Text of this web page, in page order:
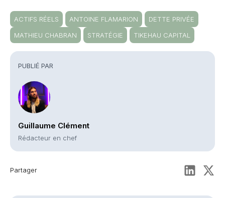
PUBLIÉ PAR
Guillaume Clément
Rédacteur en chef
Partager
ACTIFS RÉELS ANTOINE FLAMARION
DETTE PRIVÉE
MATHIEU CHABRAN
STRATÉGIE TIKEHAU CAPITAL